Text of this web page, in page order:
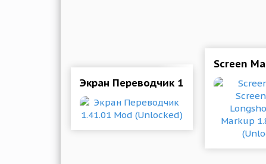
Экран Переводчик 1.41.01 Mod
Screen